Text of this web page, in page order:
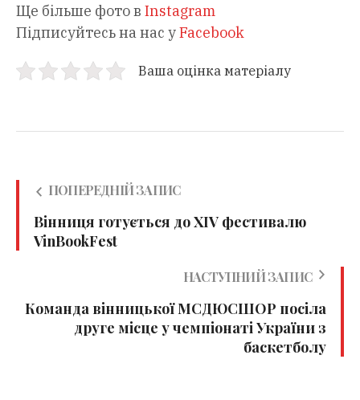
Ще більше фото в Instagram
Підписуйтесь на нас уFacebook
Ваша оцінка матеріалу
ПОПЕРЕДНІЙ ЗАПИС
Вінниця готується до ХІV фестивалю
VinBookFest
НАСТУПНИЙ ЗАПИС
Команда вінницької МСДЮСШОР посіла
друге місце у чемпіонаті України з
баскетболу